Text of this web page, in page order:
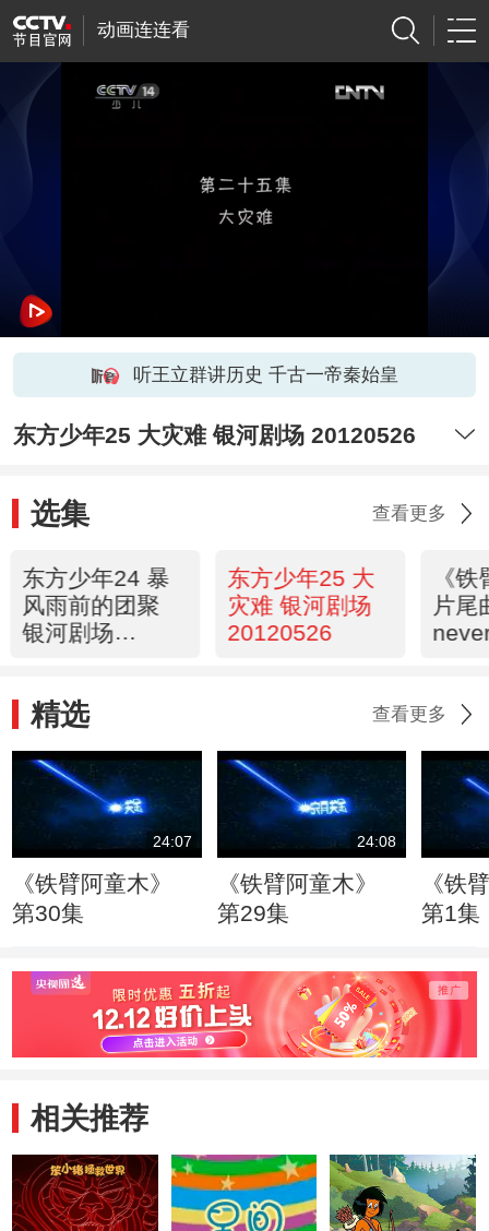
动画连连看
听王立群讲历史 千古一帝秦始皇
东方少年25 大灾难 银河剧场 20120526
选集 查看更多
东方少年24 暴
风雨前的团聚
银河剧场
东方少年25 大
灾难 银河剧场
20120526
《
片尾
精选 查看更多
24:07
《铁臂阿童木》
第30集
24:08
《铁臂阿童木》
第29集
《铁
第1集
相关推荐